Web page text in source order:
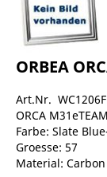
ORBEA
Art.Nr. WC1206F
ORCA
Farbe: Slate
Groesse: 57
Material: Carbon